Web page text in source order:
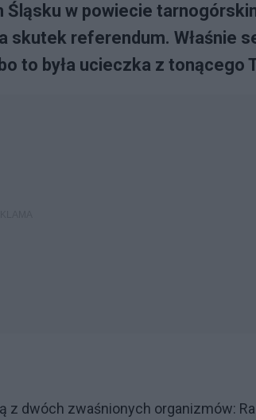
w powiecie
skutek referendum. Właśnie
to była ucieczka z tonącego
z dwóch zwaśnionych organizmów: